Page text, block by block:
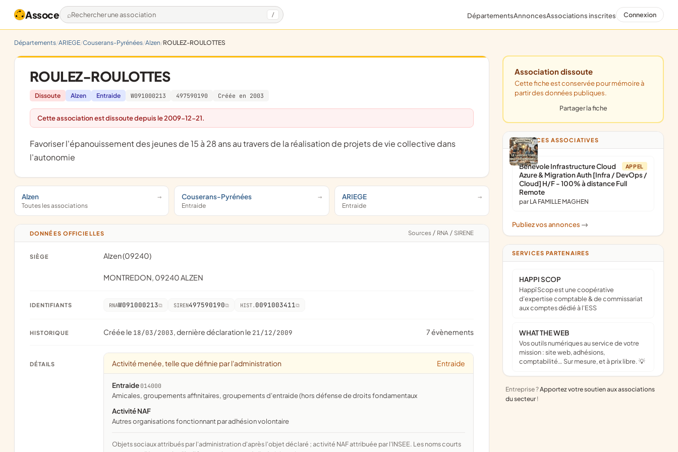
Assoce Rechercher une association / DépartementsAnnoncesAssociations inscrites Connexion
Départements ARIEGE Couserans-Pyrénées Alzen ROULEZ-ROULOTTES
ROULEZ-ROULOTTES
Dissoute Alzen Entraide W091000213 497590190 Créée en 2003
Cette association est dissoute depuis le 2009-12-21.
favoriser l'épanouissement des jeunes de 15 à 28 ans au travers de la réalisation de projets de vie collective dans
l'autonomie
Alzen
Toutes les associations
Couserans-Pyrénées
Entraide
ARIEGE
Entraide
DONNÉES OFFICIELLES Sources / RNA / SIRENE
SIÈGE Alzen (09240)
MONTREDON, 09240 ALZEN
IDENTIFIANTS RNAW091000213 SIREN497590190 HIST. 0091003411
HISTORIQUE Créée le 18/03/2003, dernière déclaration le 21/12/2009 7 évènements
DÉTAILS Activité menée, telle que définie par l'administration Entraide
Entraide 014000
amicales, groupements affinitaires, groupements d'entraide (hors défense de droits fondamentaux
Activité NAF
Autres organisations fonctionnant par adhésion volontaire
Objets sociaux attribués par l'administration d'après l'objet déclaré ; activité NAF attribuée par l'INSEE. Les noms courts
Association dissoute
Cette fiche est conservée pour mémoire à
partir des données publiques.
Partager la fiche
ANNONCES ASSOCIATIVES
APPEL
Bénévole Infrastructure Cloud
Azure & Migration Auth [Infra / DevOps /
Cloud] H/F - 100% à distance Full
Remote
par LA FAMILLE MAGHEN
Publiez vos annonces ->
SERVICES PARTENAIRES
HAPPI SCOP
Happï Scop est une coopérative
d’expertise comptable & de commissariat
aux comptes dédié à l'ESS
WHAT THE WEB
Vos outils numériques au service de votre
mission : site web, adhésions,
comptabilité… Sur mesure, et à prix libre. 💡
Entreprise ?Apportez votre soutien aux associations
du secteur !